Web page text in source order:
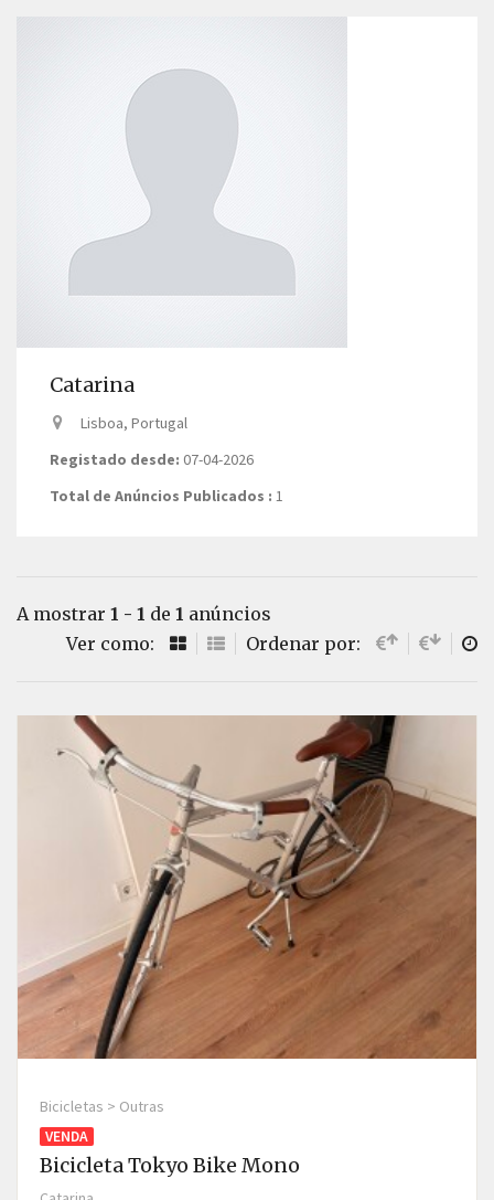
Catarina
Lisboa, Portugal
Registado desde: 07-04-2026
Total de Anúncios Publicados : 1
A mostrar 1 - 1 de 1 anúncios
Ver como:
Ordenar por:
Bicicletas > Outras
VENDA
Bicicleta Tokyo Bike Mono